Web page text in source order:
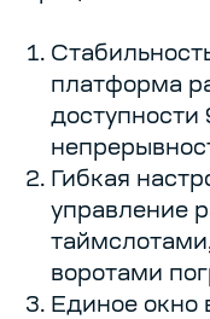
платформа
доступности
Гибкая
управление
воротами
Единое окно